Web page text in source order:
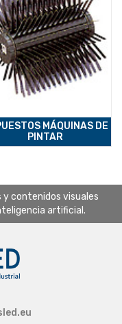
MÁQUINAS DE
PINTAR
y contenidos visuales
artificial.